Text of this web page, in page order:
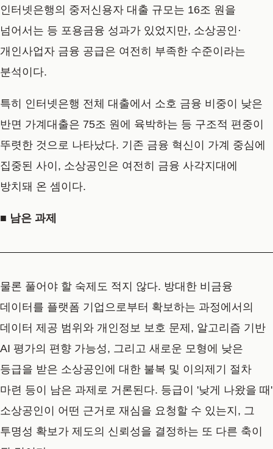
인터넷은행의 중저신용자 대출 규모는 16조 원을
넘어서는 등 포용금융 성과가 있었지만, 소상공인·
개인사업자 금융 공급은 여전히 부족한 수준이라는
분석이다.
특히 인터넷은행 전체 대출에서 소호 금융 비중이 낮은
반면 가계대출은 75조 원에 육박하는 등 구조적 편중이
뚜렷한 것으로 나타났다. 기존 금융 혁신이 가계 중심에
집중된 사이, 소상공인은 여전히 금융 사각지대에
방치돼 온 셈이다.
■ 남은 과제
물론 풀어야 할 숙제도 적지 않다. 방대한 비금융
데이터를 플랫폼 기업으로부터 확보하는 과정에서의
데이터 제공 범위와 개인정보 보호 문제, 알고리즘 기반
AI 평가의 편향 가능성, 그리고 새로운 모형에 낮은
등급을 받은 소상공인에 대한 불복 및 이의제기 절차
마련 등이 남은 과제로 거론된다. 등급이 '낮게 나왔을 때'
소상공인이 어떤 근거로 재심을 요청할 수 있는지, 그
투명성 확보가 제도의 신뢰성을 결정하는 또 다른 축이